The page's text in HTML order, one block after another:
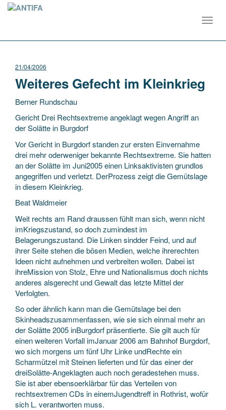
21/04/2006
Weiteres Gefecht im Kleinkrieg
Berner Rundschau
Gericht Drei Rechtsextreme angeklagt wegen Angriff an
der Solätte in Burgdorf
Vor Gericht in Burgdorf standen zur ersten Einvernahme
drei mehr oderweniger bekannte Rechtsextreme. Sie hatten
an der Solätte im Juni2005 einen Linksaktivisten grundlos
angegriffen und verletzt. DerProzess zeigt die Gemütslage
in diesem Kleinkrieg.
Beat Waldmeier
Weit rechts am Rand draussen fühlt man sich, wenn nicht
imKriegszustand, so doch zumindest im
Belagerungszustand. Die Linken sindder Feind, und auf
ihrer Seite stehen die bösen Medien, welche ihrerechten
Ideen nicht aufnehmen und verbreiten wollen. Dabei ist
ihreMission von Stolz, Ehre und Nationalismus doch nichts
anderes alsgerecht und Gewalt das letzte Mittel der
Verfolgten.
So oder ähnlich kann man die Gemütslage bei den
Skinheadszusammenfassen, wie sie sich einmal mehr an
der Solätte 2005 inBurgdorf präsentierte. Sie gilt auch für
einen weiteren Vorfall imJanuar 2006 am Bahnhof Burgdorf,
wo sich morgens um fünf Uhr Linke undRechte ein
Scharmützel mit Steinen lieferten und für das einer der
dreiSolätte-Angeklagten auch noch geradestehen muss.
Sie ist aber ebensoerklärbar für das Verteilen von
rechtsextremen CDs in einemJugendtreff in Rothrist, wofür
sich L. verantworten muss.